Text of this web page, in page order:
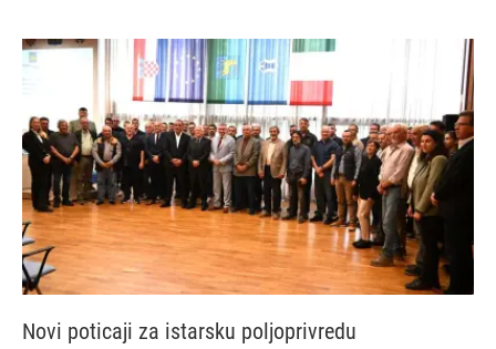
Novi poticaji za istarsku poljoprivredu